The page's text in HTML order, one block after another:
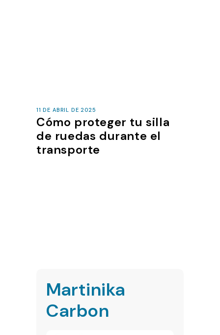
11 DE ABRIL DE 2025
Cómo proteger tu silla
de ruedas durante el
transporte
Martinika
Carbon